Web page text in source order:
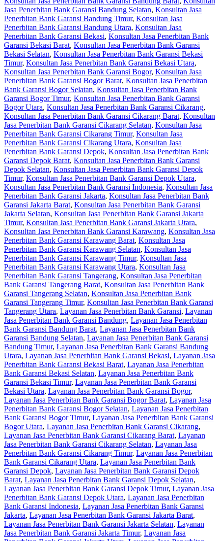
Jasa Penerbitan Bank Garansi Bandung Selatan, Konsultan Jasa
Penerbitan Bank Garansi Bandung Timur, Konsultan Jasa
Penerbitan Bank Garansi Bandung Utara, Konsultan Jasa
Penerbitan Bank Garansi Bekasi, Konsultan Jasa Penerbitan Bank
Garansi Bekasi Barat, Konsultan Jasa Penerbitan Bank Garansi
Bekasi Selatan, Konsultan Jasa Penerbitan Bank Garansi Bekasi
Timur, Konsultan Jasa Penerbitan Bank Garansi Bekasi Utara,
Konsultan Jasa Penerbitan Bank Garansi Bogor, Konsultan Jasa
Penerbitan Bank Garansi Bogor Barat, Konsultan Jasa Penerbitan
Bank Garansi Bogor Selatan, Konsultan Jasa Penerbitan Bank
Garansi Bogor Timur, Konsultan Jasa Penerbitan Bank Garansi
Bogor Utara, Konsultan Jasa Penerbitan Bank Garansi Cikarang,
Konsultan Jasa Penerbitan Bank Garansi Cikarang Barat, Konsultan
Jasa Penerbitan Bank Garansi Cikarang Selatan, Konsultan Jasa
Penerbitan Bank Garansi Cikarang Timur, Konsultan Jasa
Penerbitan Bank Garansi Cikarang Utara, Konsultan Jasa
Penerbitan Bank Garansi Depok, Konsultan Jasa Penerbitan Bank
Garansi Depok Barat, Konsultan Jasa Penerbitan Bank Garansi
Depok Selatan, Konsultan Jasa Penerbitan Bank Garansi Depok
Timur, Konsultan Jasa Penerbitan Bank Garansi Depok Utara,
Konsultan Jasa Penerbitan Bank Garansi Indonesia, Konsultan Jasa
Penerbitan Bank Garansi Jakarta, Konsultan Jasa Penerbitan Bank
Garansi Jakarta Barat, Konsultan Jasa Penerbitan Bank Garansi
Jakarta Selatan, Konsultan Jasa Penerbitan Bank Garansi Jakarta
Timur, Konsultan Jasa Penerbitan Bank Garansi Jakarta Utara,
Konsultan Jasa Penerbitan Bank Garansi Karawang, Konsultan Jasa
Penerbitan Bank Garansi Karawang Barat, Konsultan Jasa
Penerbitan Bank Garansi Karawang Selatan, Konsultan Jasa
Penerbitan Bank Garansi Karawang Timur, Konsultan Jasa
Penerbitan Bank Garansi Karawang Utara, Konsultan Jasa
Penerbitan Bank Garansi Tangerang, Konsultan Jasa Penerbitan
Bank Garansi Tangerang Barat, Konsultan Jasa Penerbitan Bank
Garansi Tangerang Selatan, Konsultan Jasa Penerbitan Bank
Garansi Tangerang Timur, Konsultan Jasa Penerbitan Bank Garansi
Tangerang Utara, Layanan Jasa Penerbitan Bank Garansi, Layanan
Jasa Penerbitan Bank Garansi Bandung, Layanan Jasa Penerbitan
Bank Garansi Bandung Barat, Layanan Jasa Penerbitan Bank
Garansi Bandung Selatan, Layanan Jasa Penerbitan Bank Garansi
Bandung Timur, Layanan Jasa Penerbitan Bank Garansi Bandung
Utara, Layanan Jasa Penerbitan Bank Garansi Bekasi, Layanan Jasa
Penerbitan Bank Garansi Bekasi Barat, Layanan Jasa Penerbitan
Bank Garansi Bekasi Selatan, Layanan Jasa Penerbitan Bank
Garansi Bekasi Timur, Layanan Jasa Penerbitan Bank Garansi
Bekasi Utara, Layanan Jasa Penerbitan Bank Garansi Bogor,
Layanan Jasa Penerbitan Bank Garansi Bogor Barat, Layanan Jasa
Penerbitan Bank Garansi Bogor Selatan, Layanan Jasa Penerbitan
Bank Garansi Bogor Timur, Layanan Jasa Penerbitan Bank Garansi
Bogor Utara, Layanan Jasa Penerbitan Bank Garansi Cikarang,
Layanan Jasa Penerbitan Bank Garansi Cikarang Barat, Layanan
Jasa Penerbitan Bank Garansi Cikarang Selatan, Layanan Jasa
Penerbitan Bank Garansi Cikarang Timur, Layanan Jasa Penerbitan
Bank Garansi Cikarang Utara, Layanan Jasa Penerbitan Bank
Garansi Depok, Layanan Jasa Penerbitan Bank Garansi Depok
Barat, Layanan Jasa Penerbitan Bank Garansi Depok Selatan,
Layanan Jasa Penerbitan Bank Garansi Depok Timur, Layanan Jasa
Penerbitan Bank Garansi Depok Utara, Layanan Jasa Penerbitan
Bank Garansi Indonesia, Layanan Jasa Penerbitan Bank Garansi
Jakarta, Layanan Jasa Penerbitan Bank Garansi Jakarta Barat,
Layanan Jasa Penerbitan Bank Garansi Jakarta Selatan, Layanan
Jasa Penerbitan Bank Garansi Jakarta Timur, Layanan Jasa